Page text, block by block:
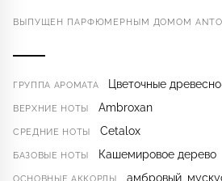
ВЫПУЩЕН ПАРФЮМЕРНЫМ ДОМОМ
ГРУППА АРОМАТА Цветочные
ВЕРХНИЕ НОТЫ Ambroxan
СРЕДНИЕ НОТЫ Cetalox
БАЗОВЫЕ НОТЫ Кашемировое дерево
амбровый,